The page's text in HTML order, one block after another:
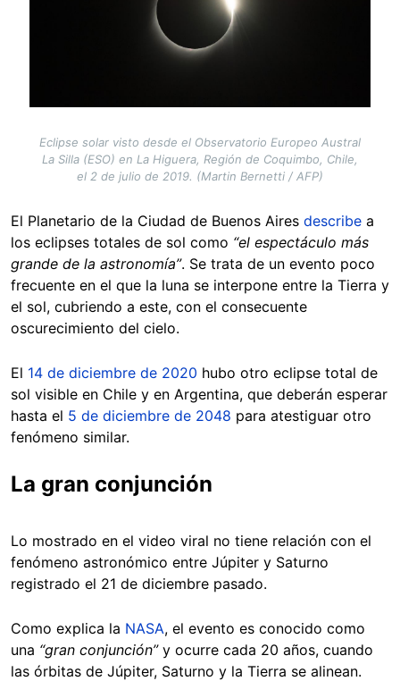
Eclipse solar visto desde el Observatorio Europeo Austral
La Silla (ESO) en La Higuera, Región de Coquimbo, Chile,
el 2 de julio de 2019. (Martin Bernetti / AFP)
El Planetario de la Ciudad de Buenos Aires describe a
los eclipses totales de sol como “el espectáculo más
grande de la astronomía”. Se trata de un evento poco
frecuente en el que la luna se interpone entre la Tierra y
el sol, cubriendo a este, con el consecuente
oscurecimiento del cielo.
El 14 de diciembre de 2020 hubo otro eclipse total de
sol visible en Chile y en Argentina, que deberán esperar
hasta el 5 de diciembre de 2048 para atestiguar otro
fenómeno similar.
La gran conjunción
Lo mostrado en el video viral no tiene relación con el
fenómeno astronómico entre Júpiter y Saturno
registrado el 21 de diciembre pasado.
Como explica la NASA, el evento es conocido como
una “gran conjunción”y ocurre cada 20 años, cuando
las órbitas de Júpiter, Saturno y la Tierra se alinean.